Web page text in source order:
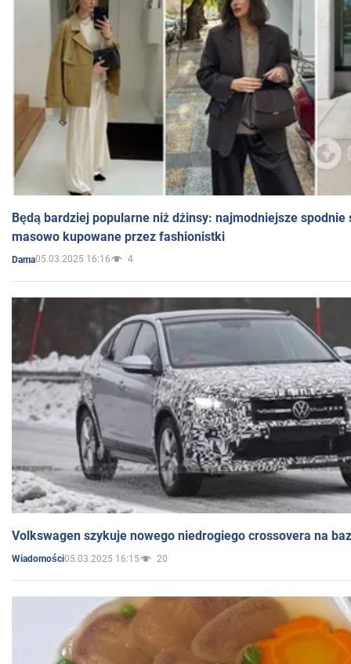
Będą bardziej popularne niż dżinsy: najmodniejsze spodnie
masowo kupowane przez fashionistki
Dama05.03.2025 16:16 4
Volkswagen szykuje nowego niedrogiego crossovera na
Wiadomości05.03.2025 16:15 20